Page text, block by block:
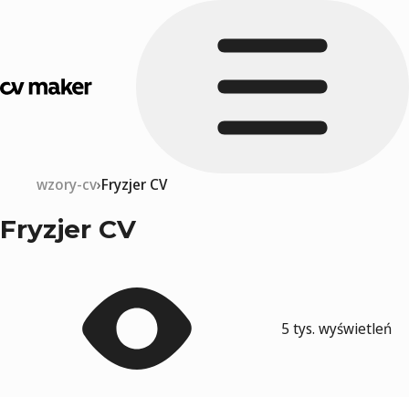
wzory-cv Fryzjer CV
Fryzjer CV
5 tys. wyświetleń